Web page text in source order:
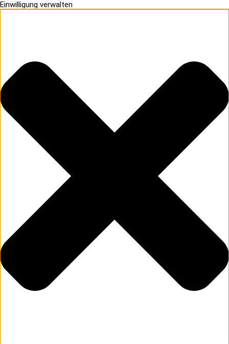
Einwilligung verwalten